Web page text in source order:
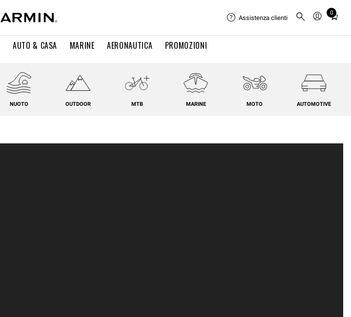
AUTO & CASA MARINE AERONAUTICA PROMOZIONI
Assistenza clienti
0
Total
in
NUOTO OUTDOOR MTB MARINE MOTO AUTOMOTIVE